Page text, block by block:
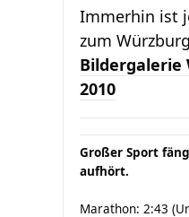
Immerhin ist
zum
Bildergalerie
2010
Großer Sport
aufhört.
Marathon: 2:43